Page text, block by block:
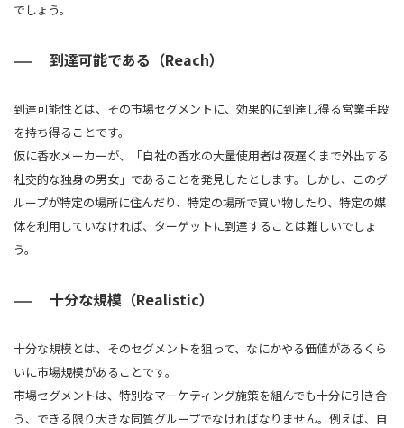
でしょう。
到達可能である（Reach）
到達可能性とは、その市場セグメントに、効果的に到達し得る営業手段
を持ち得ることです。
仮に香水メーカーが、「自社の香水の大量使用者は夜遅くまで外出する
社交的な独身の男女」であることを発見したとします。しかし、このグ
ループが特定の場所に住んだり、特定の場所で買い物したり、特定の媒
体を利用していなければ、ターゲットに到達することは難しいでしょ
う。
十分な規模（Realistic）
十分な規模とは、そのセグメントを狙って、なにかやる価値があるくら
いに市場規模があることです。
市場セグメントは、特別なマーケティング施策を組んでも十分に引き合
う、できる限り大きな同質グループでなければなりません。例えば、自